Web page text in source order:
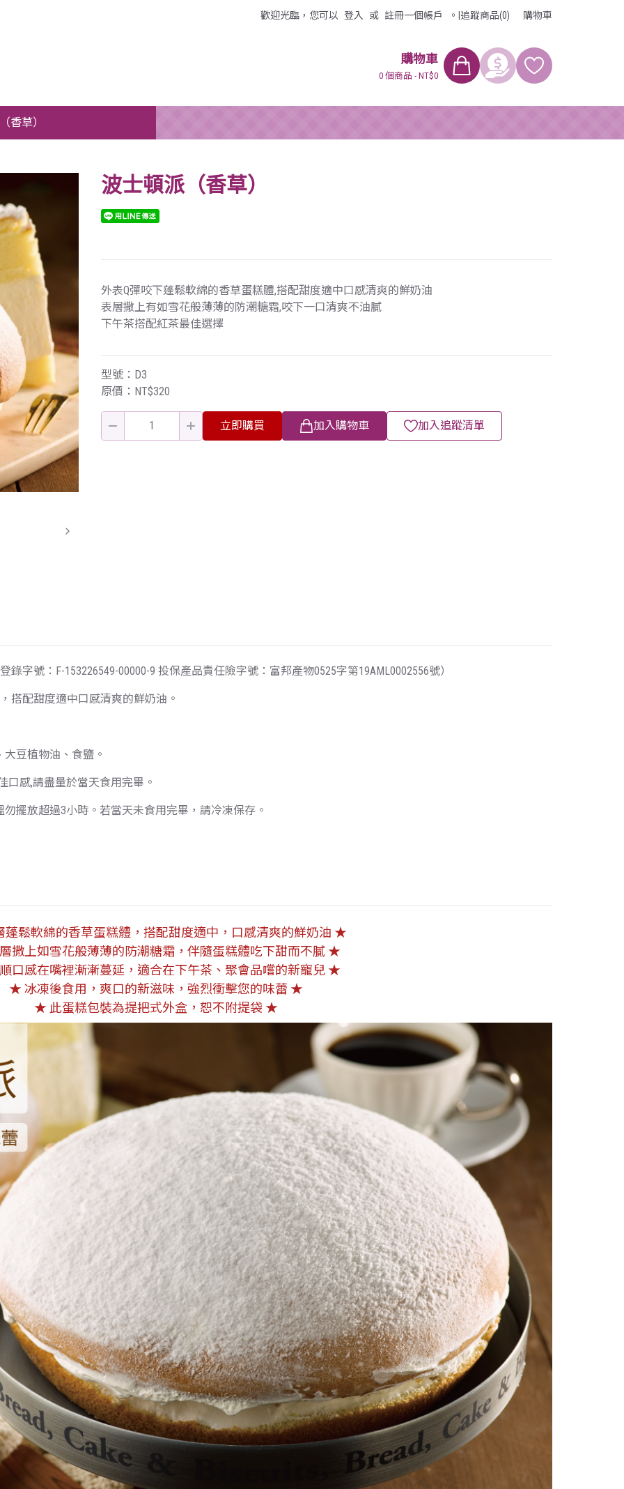
歡迎光臨， 您可以 登入 或 註冊一個帳戶 。 追蹤商品(0) 購物車
購物車
0 個商品 - NT$0
香草）
波士頓派（香草）
外表Q彈咬下蓬鬆軟綿的香草蛋糕體,搭配甜度適中口感清爽的鮮奶油
表層撒上有如雪花般薄薄的防潮糖霜,咬下一口清爽不油膩
下午茶搭配紅茶最佳選擇
型號：D3
原價：NT$320
立即購買 加入購物車 加入追蹤清單
字號：F-153226549-00000-9 投保產品責任險字號：富邦產物0525字第19AML0002556號）
搭配甜度適中口感清爽的鮮奶油。
豆植物油、食鹽。
口感,請盡量於當天食用完畢。
擺放超過3小時。若當天未食用完畢，請冷凍保存。
鬆軟綿的香草蛋糕體，搭配甜度適中，口感清爽的鮮奶油 ★
撒上如雪花般薄薄的防潮糖霜，伴隨蛋糕體吃下甜而不膩 ★
口感在嘴裡漸漸蔓延，適合在下午茶、聚會品嚐的新寵兒 ★
★ 冰凍後食用，爽口的新滋味，強烈衝擊您的味蕾 ★
★ 此蛋糕包裝為提把式外盒，恕不附提袋 ★